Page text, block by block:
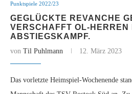
Punktspiele 2022/23
GEGLÜCKTE REVANCHE
VERSCHAFFT OL-HERREN
ABSTIEGSKAMPF.
von Til Puhlmann 12. März 2023
Das vorletzte Heimspiel-Wochenende